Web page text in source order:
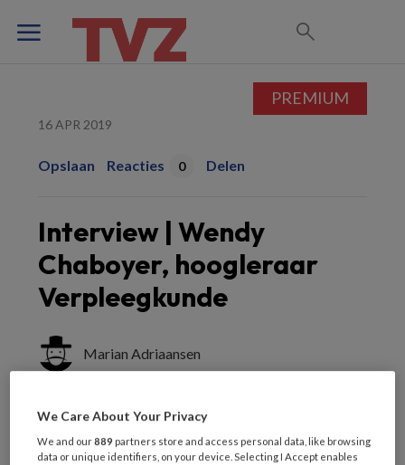
16 APR 2019
Opslaan Reacties 0 Delen
Interview | Wendy
Chaboyer, hoogleraar
Verpleegkunde
Marian Adriaansen
Op donderdag 16 mei 2019 spreekt de
Australische verpleegkundige Wendy
PREMIUM
We Care About Your Privacy
We and our889 partners store and access personal data, like browsing
data or unique identifiers, on your device. Selecting I Accept enables